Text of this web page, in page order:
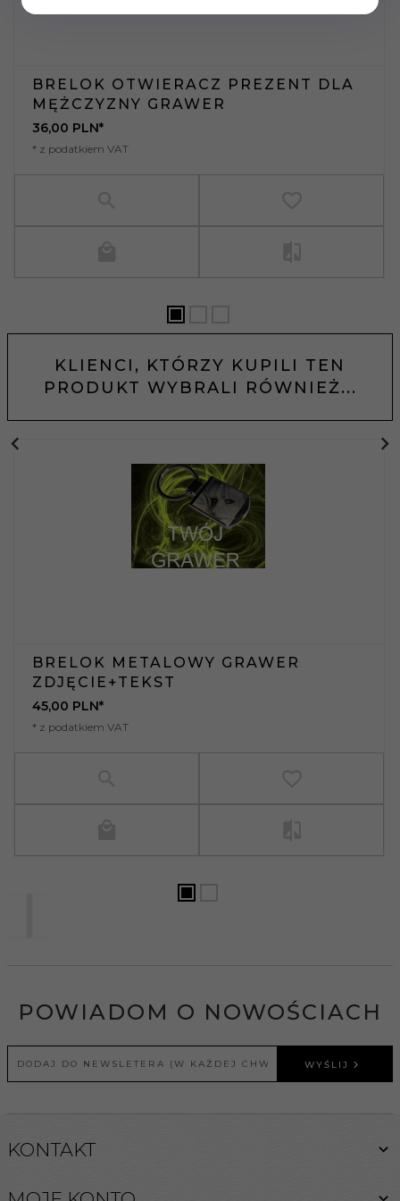
BRELOK OTWIERACZ PREZENT DLA
MĘŻCZYZNY GRAWER
36,00 PLN*
* z podatkiem VAT
KLIENCI, KTÓRZY KUPILI TEN
PRODUKT WYBRALI RÓWNIEŻ...
BRELOK METALOWY GRAWER
ZDJĘCIE+TEKST
45,00 PLN*
* z podatkiem VAT
POWIADOM O NOWOŚCIACH
WYŚLIJ
KONTAKT